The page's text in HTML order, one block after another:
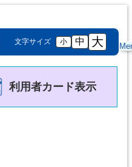
文字サイズ 小 中 大
利用者カード表示